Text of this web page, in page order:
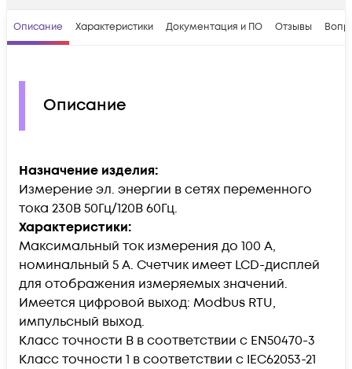
Описание Характеристики Документация и ПО Отзывы
Описание
Назначение изделия:
Измерение эл. энергии в сетях переменного
тока 230В 50Гц/120В 60Гц.
Характеристики:
Максимальный ток измерения до 100 А,
номинальный 5 А. Счетчик имеет LCD-дисплей
для отображения измеряемых значений.
Имеется цифровой выход: Modbus RTU,
импульсный выход.
Класс точности B в соответствии с EN50470-3
Класс точности 1 в соответствии с IEC62053-21